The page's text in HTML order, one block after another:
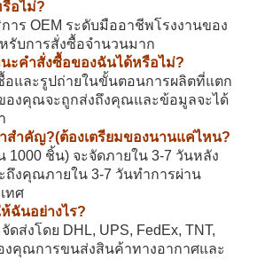
อไม่?
าร OEM ระดับมืออาชีพโรงงานของ
รับการสั่งซื้อจำนวนมาก
ะคำสั่งซื้อของฉันได้หรือไม่?
อและรูปถ่ายในขั้นตอนการผลิตที่แตก
องคุณจะถูกส่งถึงคุณและข้อมูลจะได้
าสำคัญ?(ต้องเตรียมของนานแค่ไหน?
1000 ชิ้น) จะจัดภายใน 3-7 วันหลัง
ถึงคุณภายใน 3-7 วันทำการผ่าน
ทศ
ฉันอย่างไร?
ส่งโดย DHL, UPS, FedEx, TNT,
งคุณการขนส่งสินค้าทางอากาศและ